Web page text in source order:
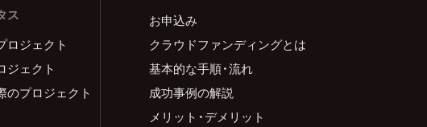
ス
ロジェクト
ジェクト
のプロジェクト
お申込み
クラウドファンディングとは
基本的な手順・流れ
成功事例の解説
メリット・デメリット